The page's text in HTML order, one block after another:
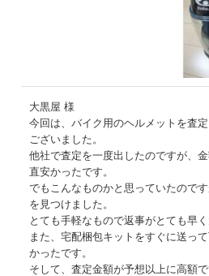
大黒屋 様
今回は、バイク用のヘルメットを査
ございました。
他社で査定を一度出したのですが、
直安かったです。
でもこんなものかと思っていたので
を見つけました。
とても手軽なもので返事がとても早く
また、宅配梱包キットをすぐに送っ
かったです。
そして、査定金額が予想以上に高額で